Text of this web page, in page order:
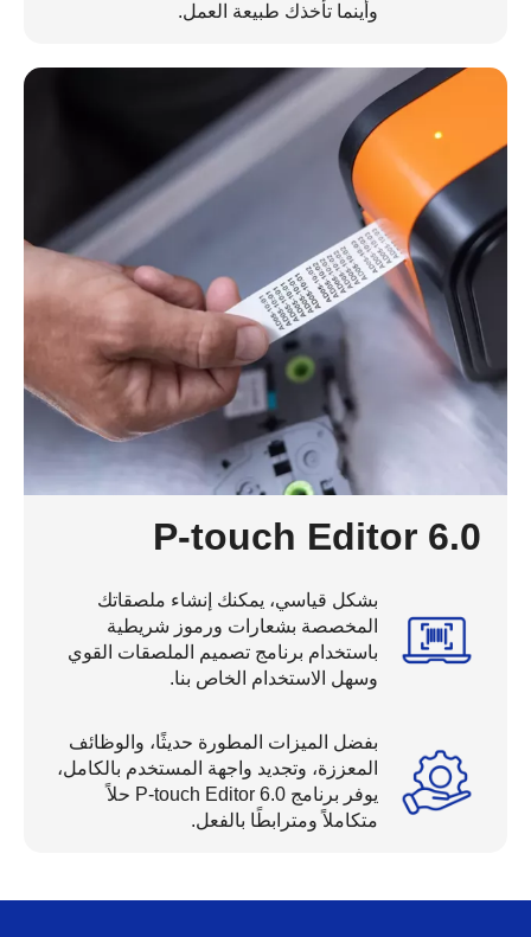
وأينما تأخذك طبيعة العمل.
P-touch Editor 6.0
بشكل قياسي، يمكنك إنشاء ملصقاتك
المخصصة بشعارات ورموز شريطية
باستخدام برنامج تصميم الملصقات القوي
وسهل الاستخدام الخاص بنا.
بفضل الميزات المطورة حديثًا، والوظائف
المعززة، وتجديد واجهة المستخدم بالكامل،
يوفر برنامج P-touch Editor 6.0 حلاً
متكاملاً ومترابطًا بالفعل.